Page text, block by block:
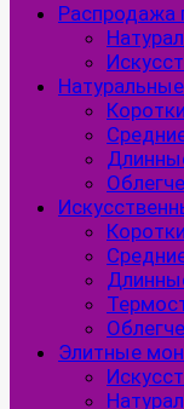
Распродажа
Элитные